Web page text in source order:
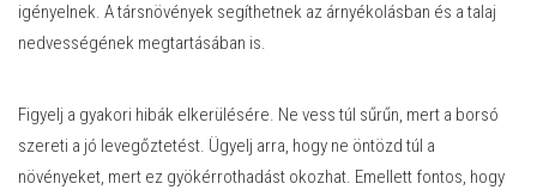
igényelnek. A társnövények segíthetnek az árnyékolásban és a talaj
nedvességének megtartásában is.
Figyelj a gyakori hibák elkerülésére. Ne vess túl sűrűn, mert a borsó
szereti a jó levegőztetést. Ügyelj arra, hogy ne öntözd túl a
növényeket, mert ez gyökérrothadást okozhat. Emellett fontos, hogy